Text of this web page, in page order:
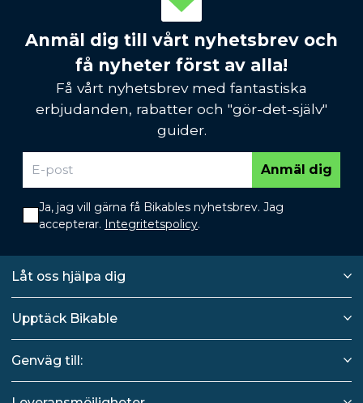
Anmäl dig till vårt nyhetsbrev och
få nyheter först av alla!
Få vårt nyhetsbrev med fantastiska
erbjudanden, rabatter och "gör-det-själv"
guider.
Anmäl dig
Ja, jag vill gärna få Bikables nyhetsbrev. Jag
accepterar. Integritetspolicy.
Låt oss hjälpa dig
Upptäck Bikable
Genväg till: